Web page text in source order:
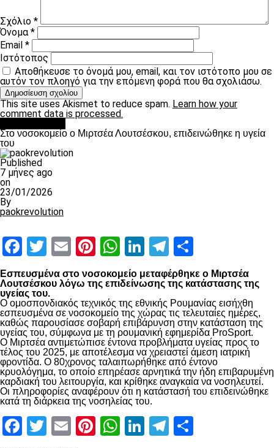
Σχόλιο *
Όνομα*
Email *
Ιστότοπος
Αποθήκευσε το όνομά μου, email, και τον ιστότοπο μου σε
αυτόν τον πλοηγό για την επόμενη φορά που θα σχολιάσω.
This site uses Akismet to reduce spam. Learn how your
comment data is processed.
Στο νοσοκομείο ο Μιρτσέα Λουτσέσκου, επιδεινώθηκε η υγεία
του
Published
7 μήνες ago
on
23/01/2026
By
paokrevolution
Facebook
Twitter
EmailPinterest
WhatsApp
LinkedIn
Telegram
Εσπευσμένα στο νοσοκομείο μεταφέρθηκε ο Μιρτσέα
Λουτσέσκου λόγω της επιδείνωσης της κατάστασης της
υγείας του.
Ο ομοσπονδιακός τεχνικός της εθνικής Ρουμανίας εισήχθη
εσπευσμένα σε νοσοκομείο της χώρας τις τελευταίες ημέρες,
καθώς παρουσίασε σοβαρή επιβάρυνση στην κατάσταση της
υγείας του, σύμφωνα με τη ρουμανική εφημερίδα ProSport.
Ο Μιρτσέα αντιμετώπισε έντονα προβλήματα υγείας προς το
τέλος του 2025, με αποτέλεσμα να χρειαστεί άμεση ιατρική
φροντίδα. Ο 80χρονος ταλαιπωρήθηκε από έντονο
κρυολόγημα, το οποίο επηρέασε αρνητικά την ήδη επιβαρυμένη
καρδιακή του λειτουργία, και κρίθηκε αναγκαία να νοσηλευτεί.
Οι πληροφορίες αναφέρουν ότι η κατάστασή του επιδεινώθηκε
κατά τη διάρκεια της νοσηλείας του.
Facebook
Twitter
EmailPinterest
WhatsApp
LinkedIn
Telegram